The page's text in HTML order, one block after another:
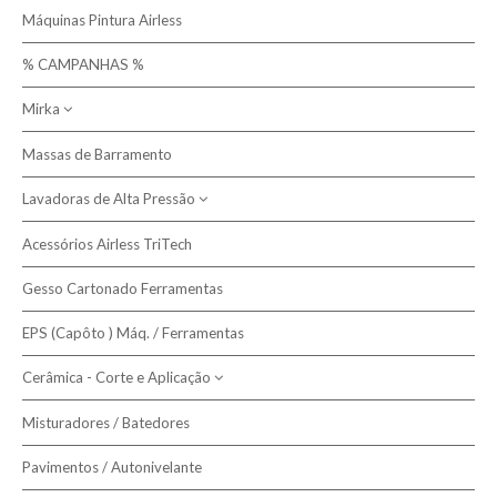
Catálogos
Contactos
Sobre nós
Pesquisar
Máquinas Pintura Airless
% CAMPANHAS %
Mirka
Máquinas de Lixar Mirka
Aspiradores Mirka
Abrasivos Mirka
Massas de Barramento
Lavadoras de Alta Pressão
Bricolagem
Semi-Profissional
Bateria
Profissionais - Água Quente
Combustão
Acessórios Airless TriTech
Gesso Cartonado Ferramentas
EPS (Capôto ) Máq. / Ferramentas
Cerâmica - Corte e Aplicação
Cortadoras de Cerâmica
Ventosas
Misturadores / Batedores
Pavimentos / Autonivelante